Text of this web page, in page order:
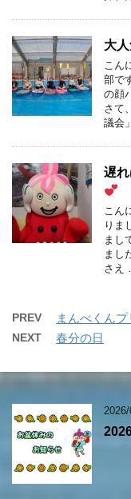
大
こん
部で
の顔
さて
議会
遅
こん
りま
まし
まし
さえ
PREV まんべくん
NEXT 春分の日